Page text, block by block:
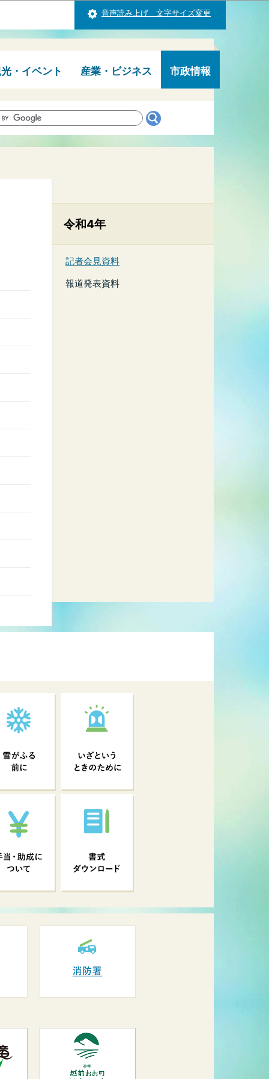
音声読み上げ 文字サイズ変更
・イベント 産業・ビジネス 市政情報
令和4年
記者会見資料
報道発表資料